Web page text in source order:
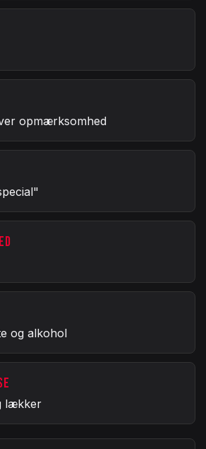
opmærksomhed
og alkohol
lækker